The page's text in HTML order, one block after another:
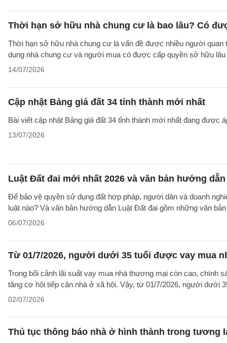
Thời hạn sở hữu nhà chung cư là bao lâu? Có
Thời hạn sở hữu nhà chung cư là vấn đề được nhiều người quan
dụng nhà chung cư và người mua có được cấp quyền sở hữu
14/07/2026
Cập nhật Bảng giá đất 34 tỉnh thành mới nhất
Bài viết cập nhật Bảng giá đất 34 tỉnh thành mới nhất đang được
13/07/2026
Luật Đất đai mới nhất 2026 và văn bản hướng
Để bảo vệ quyền sử dụng đất hợp pháp, người dân và doanh
luật nào? Và văn bản hướng dẫn Luật Đất đai gồm những văn
06/07/2026
Từ 01/7/2026, người dưới 35 tuổi được vay mua
Trong bối cảnh lãi suất vay mua nhà thương mại còn cao, chính
tăng cơ hội tiếp cận nhà ở xã hội. Vậy, từ 01/7/2026, người dưới
02/07/2026
Thủ tục thông báo nhà ở hình thành trong tương